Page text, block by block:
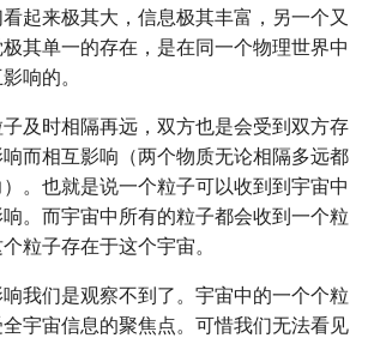
起来极其大，信息极其丰富，另一个又
其单一的存在，是在同一个物理世界中
响的。
及时相隔再远，双方也是会受到双方存
而相互影响（两个物质无论相隔多远都
。也就是说一个粒子可以收到到宇宙中
。而宇宙中所有的粒子都会收到一个粒
粒子存在于这个宇宙。
我们是观察不到了。宇宙中的一个个粒
宇宙信息的聚焦点。可惜我们无法看见